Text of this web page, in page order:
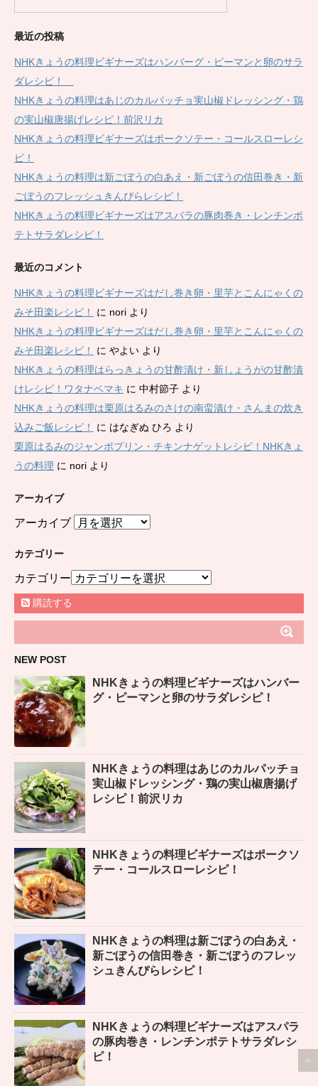
最近の投稿
NHKきょうの料理ビギナーズはハンバーグ・ピーマンと卵のサラ
ダレシピ！
NHKきょうの料理はあじのカルパッチョ実山椒ドレッシング・鶏
の実山椒唐揚げレシピ！前沢リカ
NHKきょうの料理ビギナーズはポークソテー・コールスローレシ
ピ！
NHKきょうの料理は新ごぼうの白あえ・新ごぼうの信田巻き・新
ごぼうのフレッシュきんぴらレシピ！
NHKきょうの料理ビギナーズはアスパラの豚肉巻き・レンチンポ
テトサラダレシピ！
最近のコメント
NHKきょうの料理ビギナーズはだし巻き卵・里芋とこんにゃくの
みそ田楽レシピ！
に nori より
NHKきょうの料理ビギナーズはだし巻き卵・里芋とこんにゃくの
みそ田楽レシピ！
に やよい より
NHKきょうの料理はらっきょうの甘酢漬け・新しょうがの甘酢漬
けレシピ！ワタナベマキ に 中村節子 より
NHKきょうの料理は栗原はるみのさけの南蛮漬け・さんまの炊き
込みご飯レシピ！
に はなぎぬ ひろ より
栗原はるみのジャンボプリン・チキンナゲットレシピ！NHKきょ
うの料理 に nori より
アーカイブ
アーカイブ
カテゴリー
カテゴリー
購読する
NEW POST
NHKきょうの料理ビギナーズはハンバー
グ・ピーマンと卵のサラダレシピ！
NHKきょうの料理はあじのカルパッチョ
実山椒ドレッシング・鶏の実山椒唐揚げ
レシピ！前沢リカ
NHKきょうの料理ビギナーズはポークソ
テー・コールスローレシピ！
NHKきょうの料理は新ごぼうの白あえ・
新ごぼうの信田巻き・新ごぼうのフレッ
シュきんぴらレシピ！
NHKきょうの料理ビギナーズはアスパラ
の豚肉巻き・レンチンポテトサラダレシ
ピ！